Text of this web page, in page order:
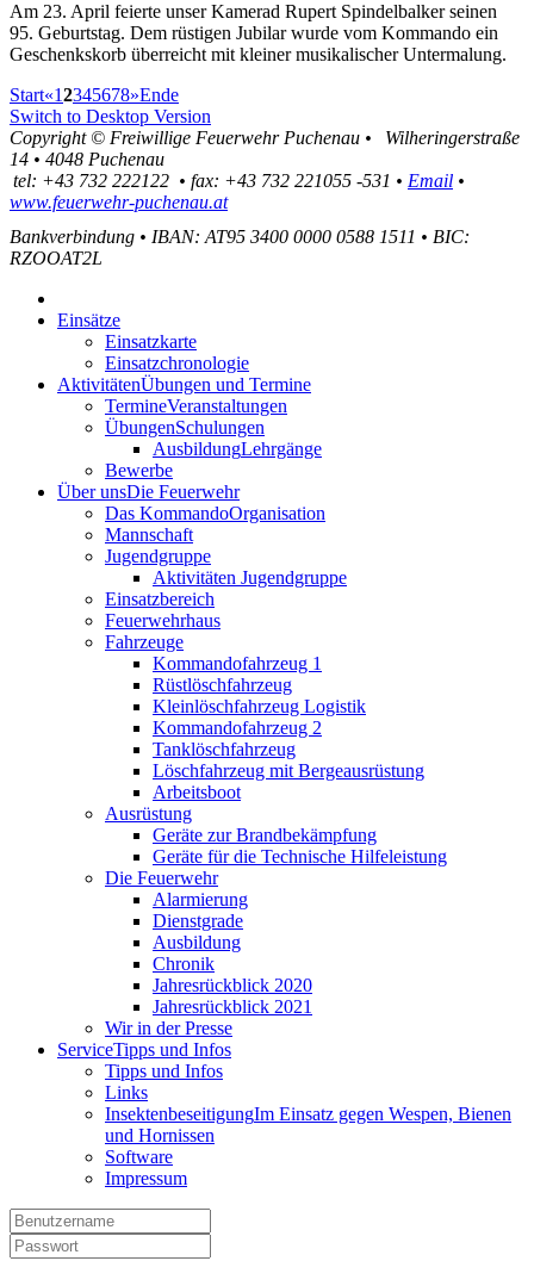
Am 23. April feierte unser Kamerad Rupert Spindelbalker seinen
95. Geburtstag. Dem rüstigen Jubilar wurde vom Kommando ein
Geschenkskorb überreicht mit kleiner musikalischer Untermalung.
Start«12345678»Ende
Switch to Desktop Version
Copyright © Freiwillige Feuerwehr Puchenau •
Wilheringerstraße
14 • 4048 Puchenau
tel: +43 732 222122 • fax: +43 732 221055 -531 • Email •
www.feuerwehr-puchenau.at
Bankverbindung • IBAN: AT95 3400 0000 0588 1511 • BIC:
RZOOAT2L
Einsätze
Einsatzkarte
Einsatzchronologie
AktivitätenÜbungen und Termine
TermineVeranstaltungen
ÜbungenSchulungen
AusbildungLehrgänge
Bewerbe
Über unsDie Feuerwehr
Das KommandoOrganisation
Mannschaft
Jugendgruppe
Aktivitäten Jugendgruppe
Einsatzbereich
Feuerwehrhaus
Fahrzeuge
Kommandofahrzeug 1
Rüstlöschfahrzeug
Kleinlöschfahrzeug Logistik
Kommandofahrzeug 2
Tanklöschfahrzeug
Löschfahrzeug mit Bergeausrüstung
Arbeitsboot
Ausrüstung
Geräte zur Brandbekämpfung
Geräte für die Technische Hilfeleistung
Die Feuerwehr
Alarmierung
Dienstgrade
Ausbildung
Chronik
Jahresrückblick 2020
Jahresrückblick 2021
Wir in der Presse
ServiceTipps und Infos
Tipps und Infos
Links
InsektenbeseitigungIm Einsatz gegen Wespen, Bienen
und Hornissen
Software
Impressum